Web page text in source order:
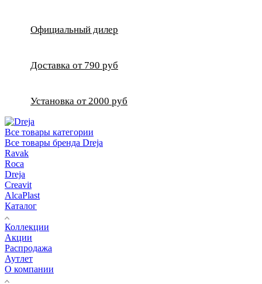
Официальный дилер
Доставка от 790 руб
Установка от 2000 руб
Все товары категории
Все товары бренда Dreja
Ravak
Roca
Dreja
Creavit
AlcaPlast
Каталог
Коллекции
Акции
Распродажа
Аутлет
О компании